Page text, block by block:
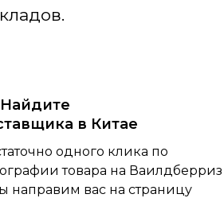
Найдите
в Китае
одного клика по
товара на Ваилдберриз
направим вас на страницу